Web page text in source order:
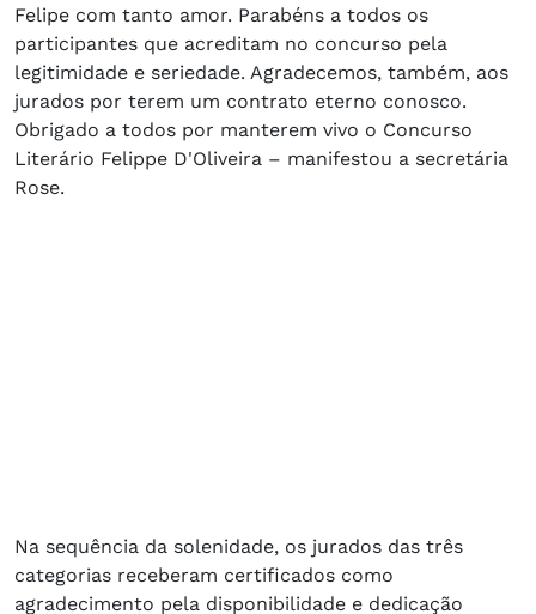
Felipe com tanto amor. Parabéns a todos os
participantes que acreditam no concurso pela
legitimidade e seriedade. Agradecemos, também, aos
jurados por terem um contrato eterno conosco.
Obrigado a todos por manterem vivo o Concurso
Literário Felippe D'Oliveira – manifestou a secretária
Rose.
Na sequência da solenidade, os jurados das três
categorias receberam certificados como
agradecimento pela disponibilidade e dedicação